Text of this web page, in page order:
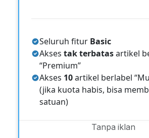
Seluruh fitur Basic
Akses tak terbatasartikel
“Premium”
Akses 10artikel berlabel
(jika kuota habis, bisa
satuan)
Tanpa iklan